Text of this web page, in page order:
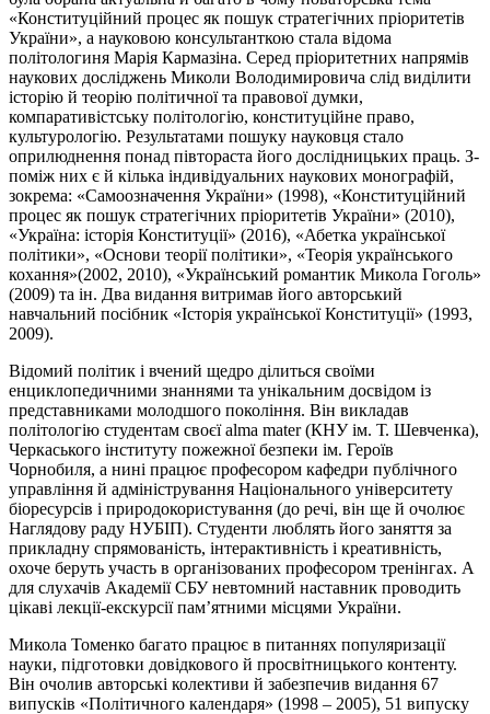
«Конституційний процес як пошук стратегічних пріоритетів
України», а науковою консультанткою стала відома
політологиня Марія Кармазіна. Серед пріоритетних напрямів
наукових досліджень Миколи Володимировича слід виділити
історію й теорію політичної та правової думки,
компаративістську політологію, конституційне право,
культурологію. Результатами пошуку науковця стало
оприлюднення понад півтораста його дослідницьких праць. З-
поміж них є й кілька індивідуальних наукових монографій,
зокрема: «Самоозначення України» (1998), «Конституційний
процес як пошук стратегічних пріоритетів України» (2010),
«Україна: історія Конституції» (2016), «Абетка української
політики», «Основи теорії політики», «Теорія українського
кохання»(2002, 2010), «Український романтик Микола Гоголь»
(2009) та ін. Два видання витримав його авторський
навчальний посібник «Історія української Конституції» (1993,
2009).
Відомий політик і вчений щедро ділиться своїми
енциклопедичними знаннями та унікальним досвідом із
представниками молодшого покоління. Він викладав
політологію студентам своєї alma mater (КНУ ім. Т. Шевченка),
Черкаського інституту пожежної безпеки ім. Героїв
Чорнобиля, а нині працює професором кафедри публічного
управління й адміністрування Національного університету
біоресурсів і природокористування (до речі, він ще й очолює
Наглядову раду НУБІП). Студенти люблять його заняття за
прикладну спрямованість, інтерактивність і креативність,
охоче беруть участь в організованих професором тренінгах. А
для слухачів Академії СБУ невтомний наставник проводить
цікаві лекції-екскурсії пам’ятними місцями України.
Микола Томенко багато працює в питаннях популяризації
науки, підготовки довідкового й просвітницького контенту.
Він очолив авторські колективи й забезпечив видання 67
випусків «Політичного календаря» (1998 – 2005), 51 випуску